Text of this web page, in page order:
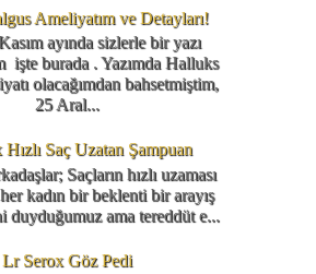
Ameliyatım ve Detayları!
ayında sizlerle bir yazı
işte burada . Yazımda Halluks
olacağımdan bahsetmiştim,
25 Aral...
Hızlı Saç Uzatan Şampuan
Saçların hızlı uzaması
kadın bir beklenti bir arayış
duyduğumuz ama tereddüt e...
Lr Serox Göz Pedi